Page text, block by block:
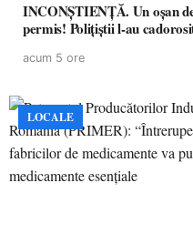
INCONȘTIENȚĂ. Un oșan
permis! Polițiștii l-au
acum 5 ore
LOCALE